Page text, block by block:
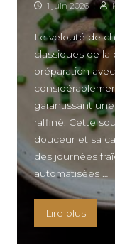
1 juin 2026
Le velouté de
classiques de
préparation
garantissant
raffiné. Cette
douceur et sa
des journées
automatisées …
Lire plus«